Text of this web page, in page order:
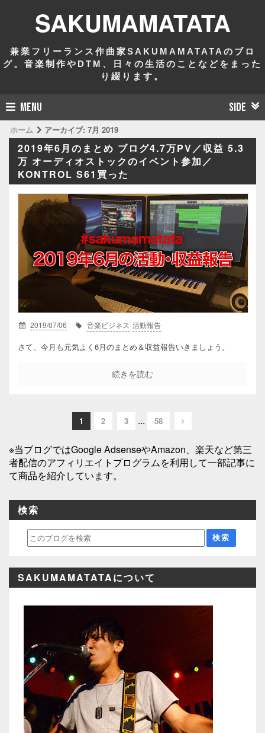
SAKUMAMATATA
兼業フリーランス作曲家SAKUMAMATATAのブロ
グ。音楽制作やDTM、日々の生活のことなどをまった
り綴ります。
MENU SIDE
ホーム アーカイブ: 7月 2019
2019年6月のまとめ ブログ4.7万PV／収益 5.3
万 オーディオストックのイベント参加／
KONTROL S61買った
2019/07/06 音楽ビジネス 活動報告
さて、今月も元気よく6月のまとめ＆収益報告いきましょう。
続きを読む
1 2 3 ... 58
※当ブログではGoogle AdsenseやAmazon、楽天など第三
者配信のアフィリエイトプログラムを利用して一部記事に
て商品を紹介しています。
検索
SAKUMAMATATAについて